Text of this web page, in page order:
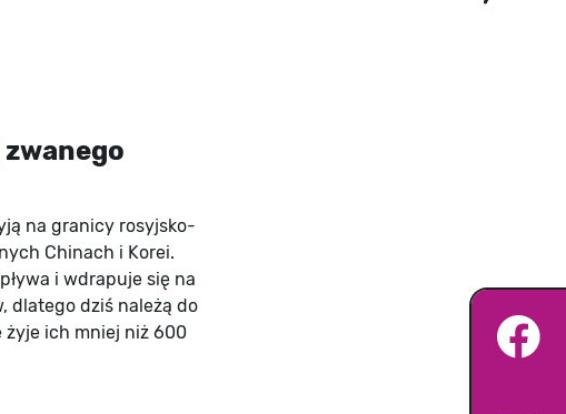
na granicy rosyjsko-
Chinach i Korei.
i wdrapuje się na
dlatego dziś należą do
ich mniej niż 600